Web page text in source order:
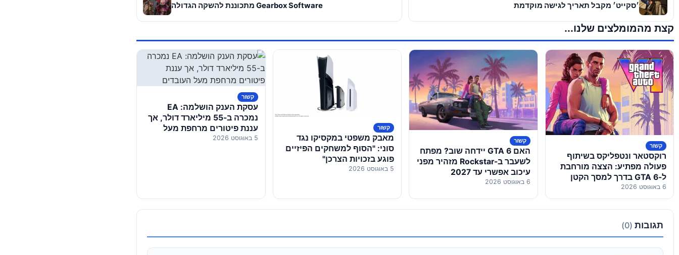
׳סקייט׳ מקבל תאריך לגישה מוקדמת Gearbox Software מתכוננת להשקה הגדולה
קצת מהמומלצים שלנו...
קשור
רוקסטאר ונטפליקס בשיתוף
פעולה מפתיע: הצצה מורחבת
ל-GTA 6 בדרך למסך הקטן
6 באוגוסט 2026
קשור
האם GTA 6 יידחה שוב? מפתח
לשעבר ב-Rockstar מזהיר מפני
עיכוב אפשרי עד 2027
6 באוגוסט 2026
קשור
מאבק משפטי במקסיקו נגד
סוני: "הסוף למשחקים הפיזיים
פוגע בזכויות הצרכן"
5 באוגוסט 2026
קשור
עסקת הענק הושלמה: EA
נמכרה ב-55 מיליארד דולר, אך
עננת פיטורים מרחפת מעל
העובדים
5 באוגוסט 2026
תגובות (0)